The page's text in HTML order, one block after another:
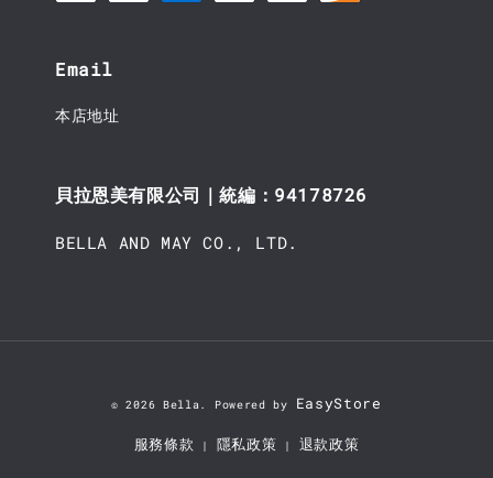
Email
本店地址
貝拉恩美有限公司｜統編：94178726
BELLA AND MAY CO., LTD.
© 2026 Bella. Powered by EasyStore
服務條款 | 隱私政策 | 退款政策